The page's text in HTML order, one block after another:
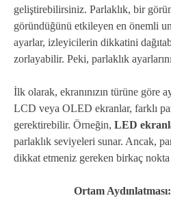
geliştirebilirsiniz. Parlaklık, bir
göründüğünü etkileyen en önemli
ayarlar, izleyicilerin dikkatini
zorlayabilir. Peki, parlaklık
İlk olarak, ekranınızın türüne göre
LCD veya OLED ekranlar, farklı
gerektirebilir. Örneğin, LED
parlaklık seviyeleri sunar. Ancak,
dikkat etmeniz gereken birkaç
Ortam Aydınlatması: